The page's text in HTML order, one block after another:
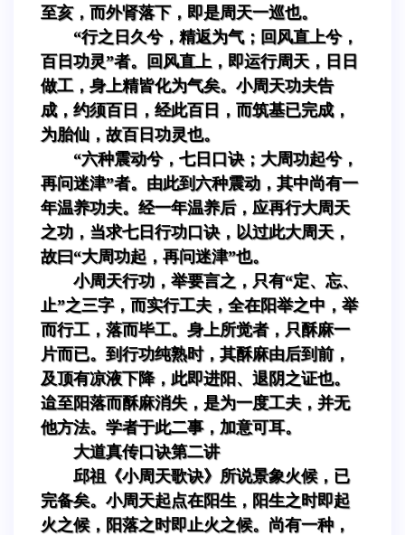
至亥，而外肾落下，即是周天一巡也。
“行之日久兮，精返为气；回风直上兮，
百日功灵”者。回风直上，即运行周天，日日
做工，身上精皆化为气矣。小周天功夫告
成，约须百日，经此百日，而筑基已完成，
为胎仙，故百日功灵也。
“六种震动兮，七日口诀；大周功起兮，
再问迷津”者。由此到六种震动，其中尚有一
年温养功夫。经一年温养后，应再行大周天
之功，当求七日行功口诀，以过此大周天，
故曰“大周功起，再问迷津”也。
小周天行功，举要言之，只有“定、忘、
止”之三字，而实行工夫，全在阳举之中，举
而行工，落而毕工。身上所觉者，只酥麻一
片而已。到行功纯熟时，其酥麻由后到前，
及顶有凉液下降，此即进阳、退阴之证也。
迨至阳落而酥麻消失，是为一度工夫，并无
他方法。学者于此二事，加意可耳。
大道真传口诀第二讲
邱祖《小周天歌诀》所说景象火候，已
完备矣。小周天起点在阳生，阳生之时即起
火之候，阳落之时即止火之候。尚有一种，